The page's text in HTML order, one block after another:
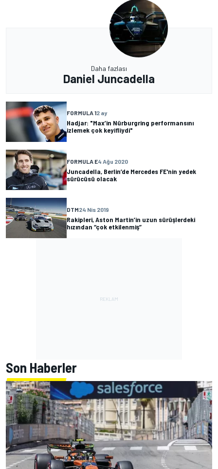
Daha fazlası
Daniel Juncadella
FORMULA 12 ay
Hadjar: "Max’in Nürburgring performansını
izlemek çok keyifliydi"
FORMULA E4 Ağu 2020
Juncadella, Berlin’de Mercedes FE'nin yedek
sürücüsü olacak
DTM24 Nis 2019
Rakipleri, Aston Martin’in uzun sürüşlerdeki
hızından “çok etkilenmiş”
Son Haberler